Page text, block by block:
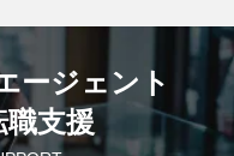
ージェント
職支援